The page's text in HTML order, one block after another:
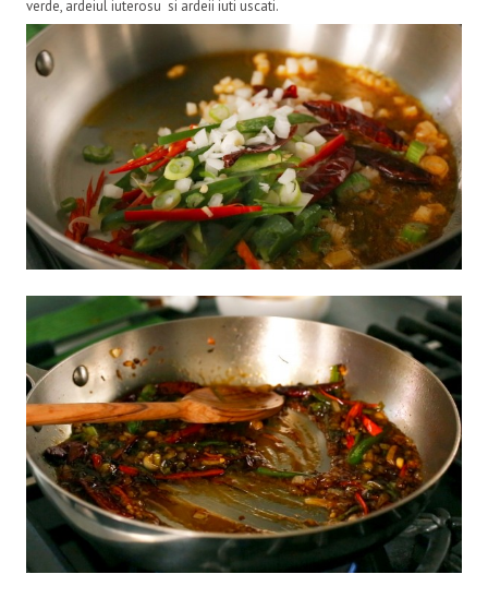
verde, ardeiul iuterosu si ardeii iuti uscati.